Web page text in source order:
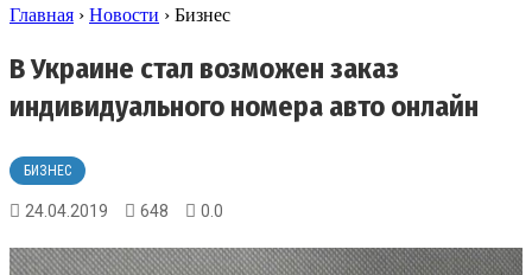
Главная › Новости › Бизнес
В Украине стал возможен заказ
индивидуального номера авто онлайн
БИЗНЕС
24.04.2019 648 0.0